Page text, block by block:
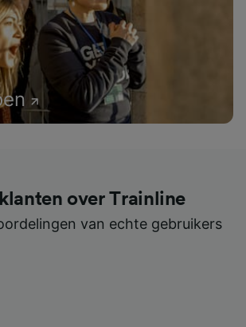
over Trainline
van echte gebruikers